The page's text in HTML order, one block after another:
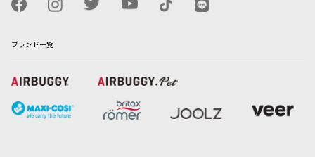
ブランド一覧